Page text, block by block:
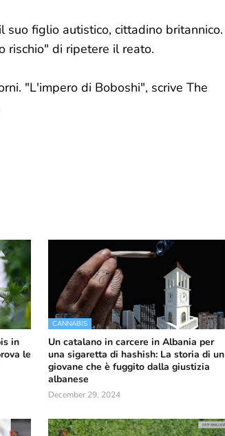
suo figlio autistico, cittadino britannico.
rischio" di ripetere il reato.
"L'impero di Boboshi", scrive The
in
le
CANNABIS
Un catalano in carcere in Albania per
una sigaretta di hashish: La storia di un
giovane che è fuggito dalla giustizia
albanese
December 29, 2024